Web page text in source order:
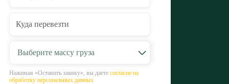
Выберите массу груза
Нажимая «Оставить заявку», вы даете согласие на
обработку персональных данных